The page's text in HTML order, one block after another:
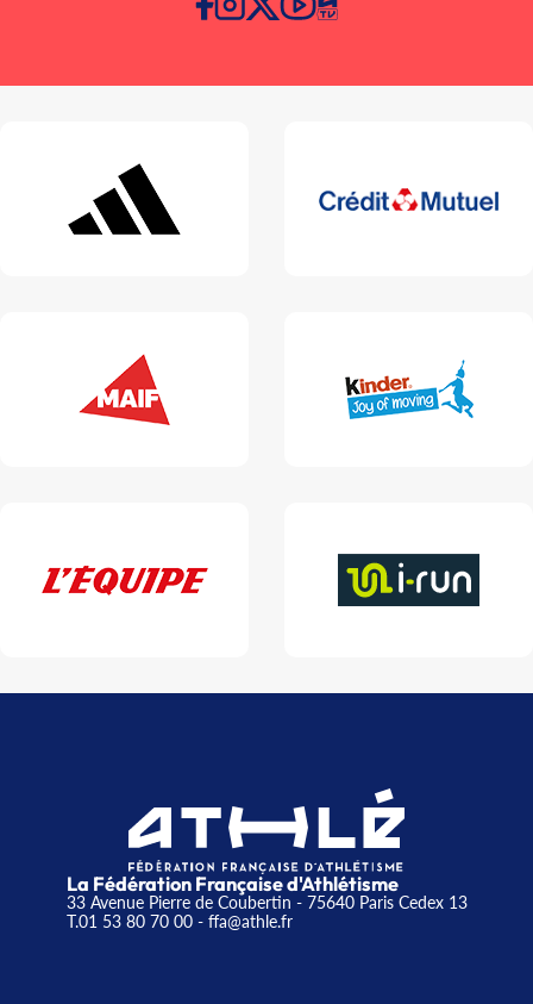
La Fédération Française d'Athlétisme
33 Avenue Pierre de Coubertin - 75640 Paris Cedex 13
T.01 53 80 70 00- ffa@athle.fr